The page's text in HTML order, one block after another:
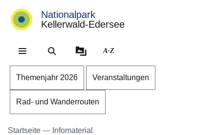
Direkt zum Kopf der
Direkt zum Inhalt
Direkt zum Fuß der
Nationalpark
Kellerwald-Edersee
A-Z
Themenjahr 2026 Veranstaltungen
Rad- und Wanderrouten
Startseite
Infomaterial